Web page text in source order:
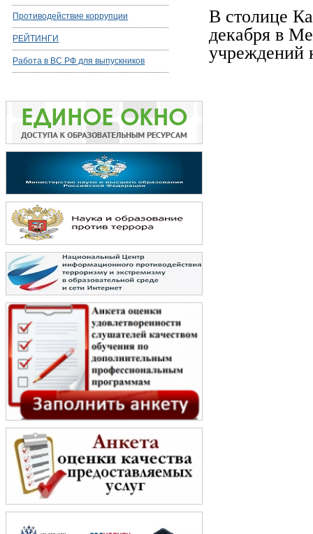
Противодействие коррупции
РЕЙТИНГИ
Работа в ВС РФ для выпускников
В столице
декабря в
учреждений